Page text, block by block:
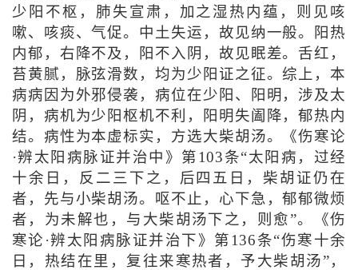
少阳不枢，肺失宣肃，加之湿热内蕴，则见咳
嗽、咳痰、气促。中土失运，故见纳一般。阳热
内郁，右降不及，阳不入阴，故见眠差。舌红，
苔黄腻，脉弦滑数，均为少阳证之征。综上，本
病病因为外邪侵袭，病位在少阳、阳明，涉及太
阴，病机为少阳枢机不利，阳明失阖降，郁热内
结。病性为本虚标实，方选大柴胡汤。《伤寒论
·辨太阳病脉证并治中》第103条“太阳病，过经
十余日，反二三下之，后四五日，柴胡证仍在
者，先与小柴胡汤。呕不止，心下急，郁郁微烦
者，为未解也，与大柴胡汤下之，则愈”。《伤
寒论·辨太阳病脉证并治下》第136条“伤寒十余
日，热结在里，复往来寒热者，予大柴胡汤”，